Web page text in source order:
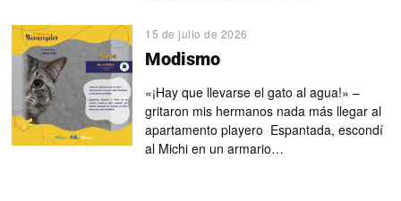
15 de julio de 2026
Modismo
«¡Hay que llevarse el gato al agua!» –
gritaron mis hermanos nada más llegar al
apartamento playero Espantada, escondí
al Michi en un armario…